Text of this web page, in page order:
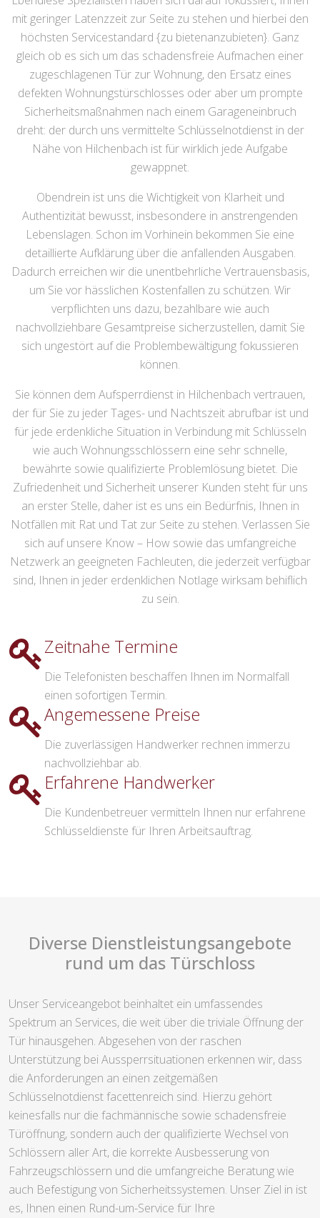
mit geringer Latenzzeit zur Seite zu stehen und hierbei den
höchsten Servicestandard {zu bietenanzubieten}. Ganz
gleich ob es sich um das schadensfreie Aufmachen einer
zugeschlagenen Tür zur Wohnung, den Ersatz eines
defekten Wohnungstürschlosses oder aber um prompte
Sicherheitsmaßnahmen nach einem Garageneinbruch
dreht: der durch uns vermittelte Schlüsselnotdienst in der
Nähe von Hilchenbach ist für wirklich jede Aufgabe
gewappnet.
Obendrein ist uns die Wichtigkeit von Klarheit und
Authentizität bewusst, insbesondere in anstrengenden
Lebenslagen. Schon im Vorhinein bekommen Sie eine
detaillierte Aufklärung über die anfallenden Ausgaben.
Dadurch erreichen wir die unentbehrliche Vertrauensbasis,
um Sie vor hässlichen Kostenfallen zu schützen. Wir
verpflichten uns dazu, bezahlbare wie auch
nachvollziehbare Gesamtpreise sicherzustellen, damit Sie
sich ungestört auf die Problembewältigung fokussieren
können.
Sie können dem Aufsperrdienst in Hilchenbach vertrauen,
der für Sie zu jeder Tages- und Nachtszeit abrufbar ist und
für jede erdenkliche Situation in Verbindung mit Schlüsseln
wie auch Wohnungsschlössern eine sehr schnelle,
bewährte sowie qualifizierte Problemlösung bietet. Die
Zufriedenheit und Sicherheit unserer Kunden steht für uns
an erster Stelle, daher ist es uns ein Bedürfnis, Ihnen in
Notfällen mit Rat und Tat zur Seite zu stehen. Verlassen Sie
sich auf unsere Know – How sowie das umfangreiche
Netzwerk an geeigneten Fachleuten, die jederzeit verfügbar
sind, Ihnen in jeder erdenklichen Notlage wirksam behiflich
zu sein.
Zeitnahe Termine
Die Telefonisten beschaffen Ihnen im Normalfall
einen sofortigen Termin.
Angemessene Preise
Die zuverlässigen Handwerker rechnen immerzu
nachvollziehbar ab.
Erfahrene Handwerker
Die Kundenbetreuer vermitteln Ihnen nur erfahrene
Schlüsseldienste für Ihren Arbeitsauftrag.
Diverse Dienstleistungsangebote
rund um das Türschloss
Unser Serviceangebot beinhaltet ein umfassendes
Spektrum an Services, die weit über die triviale Öffnung der
Tür hinausgehen. Abgesehen von der raschen
Unterstützung bei Aussperrsituationen erkennen wir, dass
die Anforderungen an einen zeitgemäßen
Schlüsselnotdienst facettenreich sind. Hierzu gehört
keinesfalls nur die fachmännische sowie schadensfreie
Türöffnung, sondern auch der qualifizierte Wechsel von
Schlössern aller Art, die korrekte Ausbesserung von
Fahrzeugschlössern und die umfangreiche Beratung wie
auch Befestigung von Sicherheitssystemen. Unser Ziel in ist
es, Ihnen einen Rund-um-Service für Ihre